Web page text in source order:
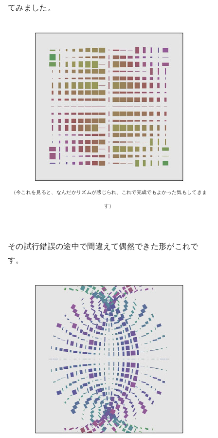
てみました。
（今これを見ると、なんだかリズムが感じられ、これで完成でもよかった気もしてきま
す）
その試行錯誤の途中で間違えて偶然できた形がこれで
す。